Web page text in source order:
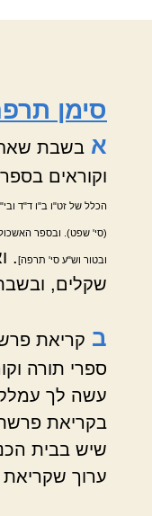
סימן
א בשבת
וקוראים
הכלל של זט"ו ב"ו ד"ד
(סי' שפט). ובספר
ובטור וש"ע סי' תרפה].
שקלים,
ב קריאת
ספרי תורה
עשה לך
בקריאת
שיש בבית
ערוך